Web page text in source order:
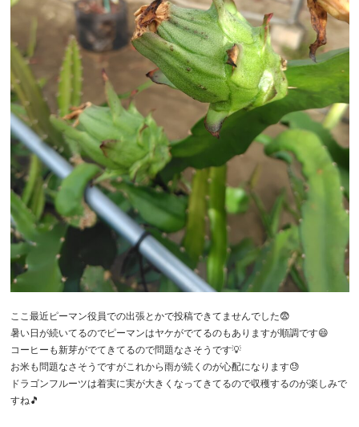
ここ最近ピーマン役員での出張とかで投稿できてませんでした😨
暑い日が続いてるのでピーマンはヤケがでてるのもありますが順調です😄
コーヒーも新芽がでてきてるので問題なさそうです💡
お米も問題なさそうですがこれから雨が続くのが心配になります😓
ドラゴンフルーツは着実に実が大きくなってきてるので収穫するのが楽しみで
すね🎵